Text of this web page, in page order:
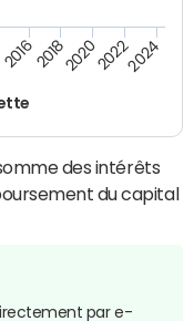
20162018202020222024
des intérêts
du capital
par e-